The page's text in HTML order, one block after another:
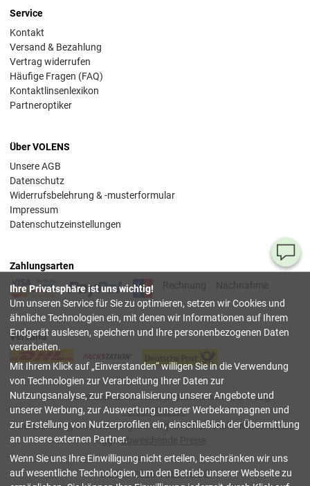
Service
Kontakt
Versand & Bezahlung
Vertrag widerrufen
Häufige Fragen (FAQ)
Kontaktlinsenlexikon
Partneroptiker
Über VOLENS
Unsere AGB
Datenschutz
Widerrufsbelehrung & -musterformular
Impressum
Datenschutzeinstellungen
Zahlungsarten
Rechnung
Nachnahme
Versand
Alle Preise verstehen sich inkl. deutscher Mwst, z.T. zzgl.
Versandkosten.
Bei Lieferung ins Ausland gelten wg. anderer lokaler Mwst.-Sätze
ggf.abweichende Preise
© 2003-2026 VOLENS.DE.
Ihre Privatsphäre ist uns wichtig!
Um unseren Service für Sie zu optimieren, setzen wir Cookies und
ähnliche Technologien ein, mit denen wir Informationen auf Ihrem
Endgerät auslesen, speichern und Ihre personenbezogenen Daten
verarbeiten.
Mit Ihrem Klick auf Einverstanden willigen Sie in die Verwendung
von Technologien zur Verarbeitung Ihrer Daten zur
Nutzungsanalyse, zur Personalisierung unserer Angebote und
unserer Werbung, zur Auswertung unserer Werbekampagnen und
zur Erstellung von Nutzerprofilen ein, einschließlich der Übermittlung
an unsere externen Partner.
Wenn Sie uns Ihre Einwilligung nicht erteilen, beschränken wir uns
auf wesentliche Technologien, um den Betrieb unserer Webseite zu
Sie